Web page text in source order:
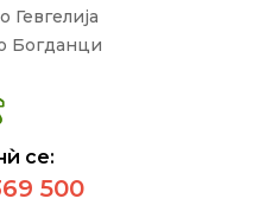
Гевгелија
Богданци
се:
500